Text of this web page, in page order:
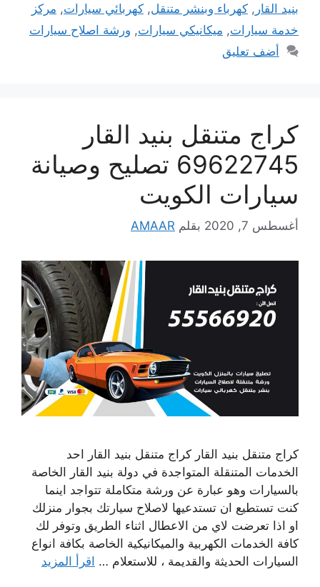
بنيد القار , كهرباء وبنشر متنقل, كهربائي سيارات, مركز
خدمة سيارات, ميكانيكي سيارات, ورشة اصلاح سيارات
أضف تعليق
كراج متنقل بنيد القار
69622745 تصليح وصيانة
سيارات الكويت
أغسطس 7, 2020 بقلم AMAAR
كراج متنقل بنيد القار كراج متنقل بنيد القار احد
الخدمات المتنقلة المتواجدة في دولة بنيد القار الخاصة
بالسيارات وهو عبارة عن ورشة متكاملة تتواجد اينما
كنت تستطيع ان تستدعيها لاصلاح سيارتك بجوار منزلك
او اذا تعرضت لاي من الاعطال اثناء الطريق وتوفر لك
كافة الخدمات الكهربية والميكانيكية الخاصة بكافة انواع
السيارات الحديثة والقديمة ، للاستعلام … اقرأ المزيد